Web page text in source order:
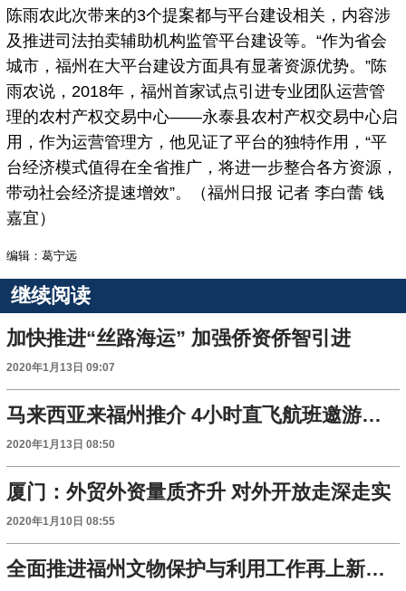
陈雨农此次带来的3个提案都与平台建设相关，内容涉
及推进司法拍卖辅助机构监管平台建设等。“作为省会
城市，福州在大平台建设方面具有显著资源优势。”陈
雨农说，2018年，福州首家试点引进专业团队运营管
理的农村产权交易中心——永泰县农村产权交易中心启
用，作为运营管理方，他见证了平台的独特作用，“平
台经济模式值得在全省推广，将进一步整合各方资源，
带动社会经济提速增效”。（福州日报 记者 李白蕾 钱
嘉宜）
编辑：葛宁远
继续阅读
加快推进“丝路海运” 加强侨资侨智引进
2020年1月13日 09:07
马来西亚来福州推介 4小时直飞航班邀游客打卡槟城
2020年1月13日 08:50
厦门：外贸外资量质齐升 对外开放走深走实
2020年1月10日 08:55
全面推进福州文物保护与利用工作再上新台阶